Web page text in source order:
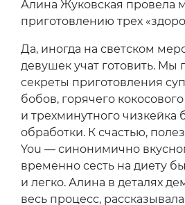
Алина Жуковская провела
приготовлению трех
Да, иногда на светском
девушек учат готовить. Мы
секреты приготовления
бобов, горячего
и трехминутного чизкейка
обработки. К счастью,
You — синонимично
временно сесть на диету
и легко. Алина в деталях
весь процесс,